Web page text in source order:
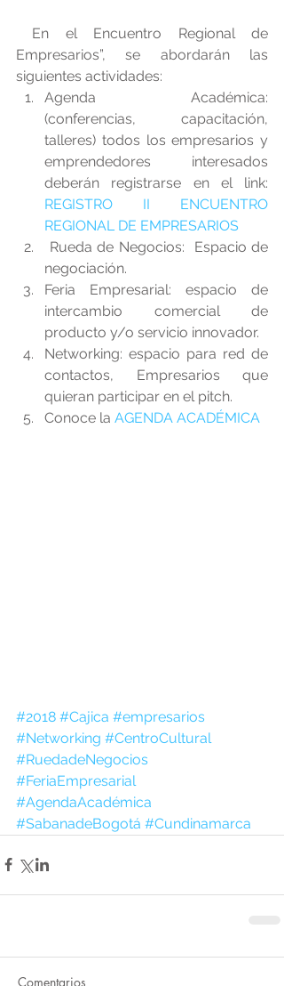
Empresarios”, se abordarán las
siguientes actividades:
Agenda Académica:
(conferencias, capacitación,
talleres) todos los empresarios y
emprendedores interesados
REGISTRO II ENCUENTRO
REGIONAL DE EMPRESARIOS
negociación.
Feria Empresarial: espacio de
intercambio comercial de
producto y/o servicio innovador.
Networking: espacio para red de
contactos, Empresarios que
quieran participar en el pitch.
Conoce la AGENDA ACADÉMICA
#2018 #Cajica #empresarios
#Networking #CentroCultural
#RuedadeNegocios
#FeriaEmpresarial
#AgendaAcadémica
#SabanadeBogotá #Cundinamarca
Comentarios